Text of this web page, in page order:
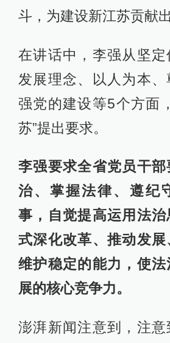
斗，为建设新江苏贡献
在讲话中，李强从坚
发展理念、以人为本
强党的建设等5个方面
苏”提出要求。
李强要求全省党员干
治、掌握法律、遵纪
事，自觉提高运用法
式深化改革、推动发展
维护稳定的能力，使
展的核心竞争力。
澎湃新闻注意到，注意